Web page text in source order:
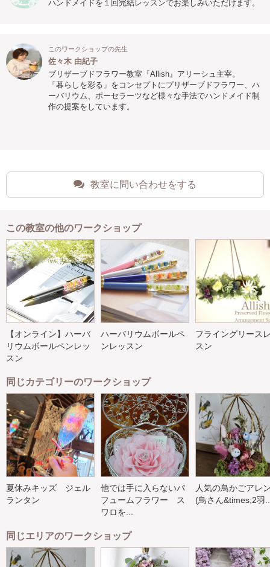
ハンドメイドを１回完結レッスンでお楽しみいただけます。
このワークショップの先生
佐々木 由紀子
プリザーブドフラワー教室『Allish』アリーシュ主宰。
「暮らしを彩る」をコンセプトにプリザーブドフラワー、ハ
ーバリウム、ポーセラーツなど様々な手法でハンドメイド制
作の提案をしています。
教室に問い合わせをする
この教室の他のワークショップ
【オンライン】ハーバ
リウムボールペンレッ
スン
ハーバリウムボールペ
ンレッスン
フライングリース
スン
同じカテゴリーのワークショップ
夏休みキッズ ジェル
ランタン
他では手に入らないパ
フュームフラワー ス
ワロを...
人気の鳥かごアレ
(鳥さん&times;2羽
同じエリアのワークショップ